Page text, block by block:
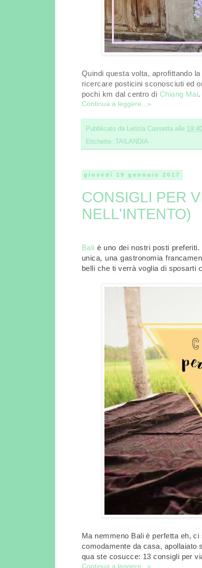
Quindi questa volta, aprofittando
ricercare posticini sconosciuti ed
pochi km dal centro di Chiang Mai.
Continua a leggere...»
Pubblicato da Letizia Cassetta alle 19:40
Etichette:
TAILANDIA
giovedì 19 gennaio 2017
CONSIGLI PER
NELL'INTENTO)
Bali è uno dei nostri posti
unica, una gastronomia
belli che ti verrà voglia di sposarti
Ma nemmeno Bali è perfetta eh,
comodamente da casa, apollaiato
qua ste cosucce: 13 consigli per
Continua a leggere...»